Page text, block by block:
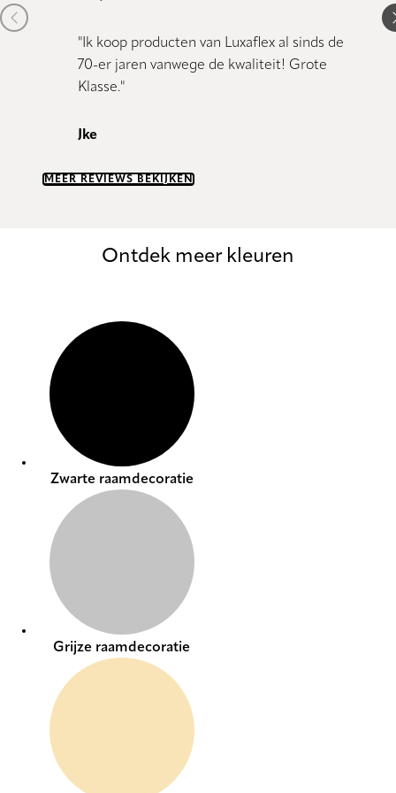
"Ik koop producten van Luxaflex al sinds de
70-er jaren vanwege de kwaliteit! Grote
Klasse."
Jke
MEER REVIEWS BEKIJKEN
Previous item
Ontdek meer kleuren
Zwarte raamdecoratie
Grijze raamdecoratie